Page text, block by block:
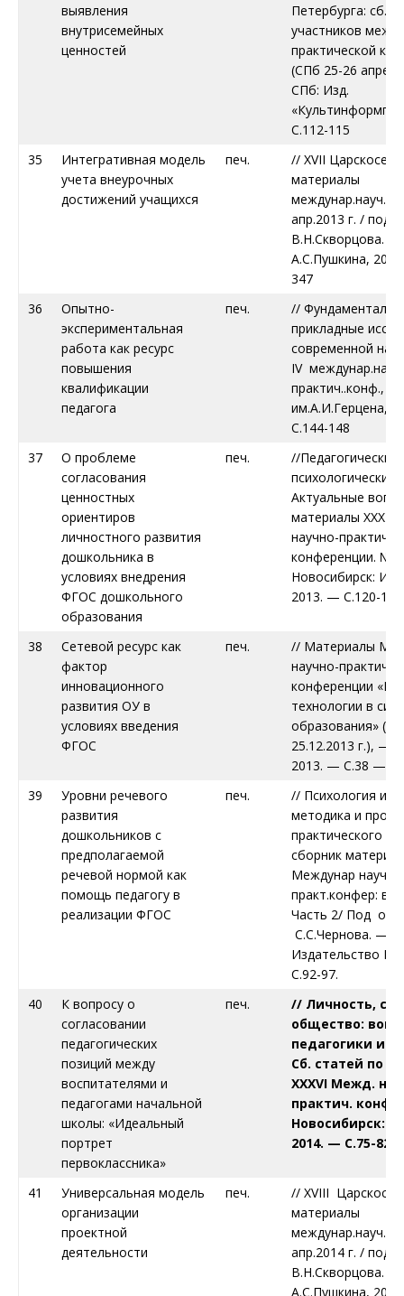
выявления
внутрисемейных
ценностей
Петербурга:
участников
практической
(СПб 25-26
СПб: Изд.
С.112-115
35
Интегративная модель
учета внеурочных
достижений учащихся
печ.
// XVII
материалы
апр.2013 г. / под
В.Н.Скворцова. –
А.С.Пушкина,
347
36
Опытно-
экспериментальная
работа как ресурс
повышения
квалификации
педагога
печ.
//
прикладные
современной
IV
практич..конф.,
им.А.И.Герцена,
С.144-148
37
О проблеме
согласования
ценностных
ориентиров
личностного развития
дошкольника в
условиях внедрения
ФГОС дошкольного
образования
печ.
//Педагогические
психологические
Актуальные
материалы XXXIII
научно-
конференции. №
Новосибирск:
2013. — С.120-128
38
Сетевой ресурс как
фактор
инновационного
развития ОУ в
условиях введения
ФГОС
печ.
// Материалы
научно-
конференции
технологии в
образования»
25.12.2013 г.), —
2013. — С.38 — 42
39
Уровни речевого
развития
дошкольников с
предполагаемой
речевой нормой как
помощь педагогу в
реализации ФГОС
печ.
// Психология и
методика и
практического
сборник
Междунар
практ.конфер: в
Часть 2/ Под
С.С.Чернова. —
Издательство
С.92-97.
40
К вопросу о
согласовании
педагогических
позиций между
воспитателями и
педагогами начальной
школы: «Идеальный
портрет
первоклассника»
печ.
// Личность,
общество:
педагогики и
Сб. статей по
XXXVI Межд.
практич. конф.
Новосибирск:
2014. — С.75-82
41
Универсальная модель
организации
проектной
деятельности
печ.
// XVIII
материалы
апр.2014 г. / под
В.Н.Скворцова. –
А.С.Пушкина,